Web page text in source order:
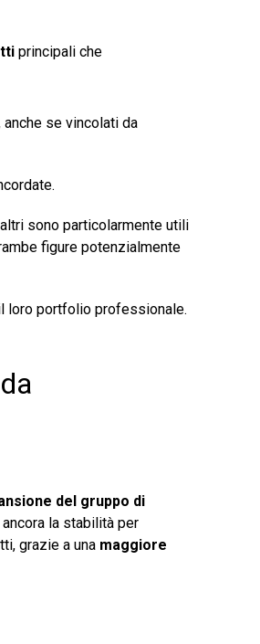
principali che
se vincolati da
sono particolarmente utili
figure potenzialmente
loro portfolio professionale.
del gruppo di
la stabilità per
grazie a una maggiore